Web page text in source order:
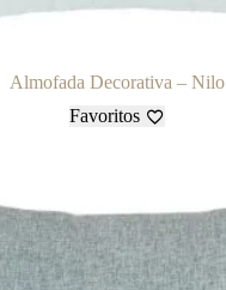
Almofada Decorativa – Nilo
Favoritos